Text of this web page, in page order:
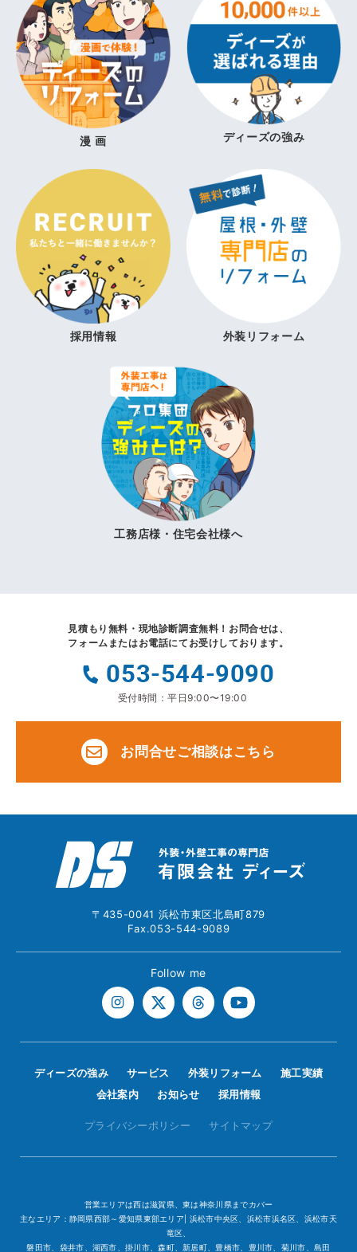
漫 画 ディーズの強み
採用情報 外装リフォーム
工務店様・住宅会社様へ
見積もり無料・現地診断調査無料！ お問合せは、
フォームまたはお電話にてお受けしております。
053-544-9090
受付時間：平日9:00〜19:00
お問合せご相談はこちら
〒435-0041 浜松市東区北島町879
Fax.053-544-9089
Follow me
ディーズの強み サービス 外装リフォーム
施工実績
会社案内
お知らせ 採用情報
プライバシーポリシー サイトマップ
営業エリアは西は滋賀県、東は神奈川県までカバー
主なエリア：静岡県西部～愛知県東部エリア| 浜松市中央区、浜松市浜名区、浜松市天
竜区、
磐田市、袋井市、湖西市、掛川市、森町、新居町、豊橋市、豊川市、菊川市、島田